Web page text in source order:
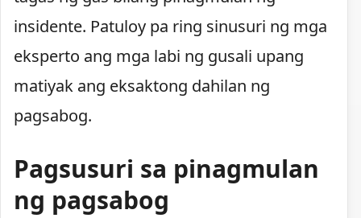
insidente. Patuloy pa ring sinusuri ng mga
eksperto ang mga labi ng gusali upang
matiyak ang eksaktong dahilan ng
pagsabog.
Pagsusuri sa pinagmulan
ng pagsabog